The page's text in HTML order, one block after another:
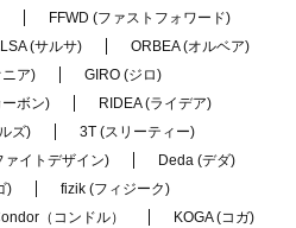
FFWD (ファストフォワード)
(サルサ)
ORBEA (オルベア)
ア)
GIRO (ジロ)
ボン)
RIDEA (ライデア)
ズ)
3T (スリーティー)
イトデザイン)
Deda (デダ)
)
fizik (フィジーク)
（コンドル）
KOGA (コガ)